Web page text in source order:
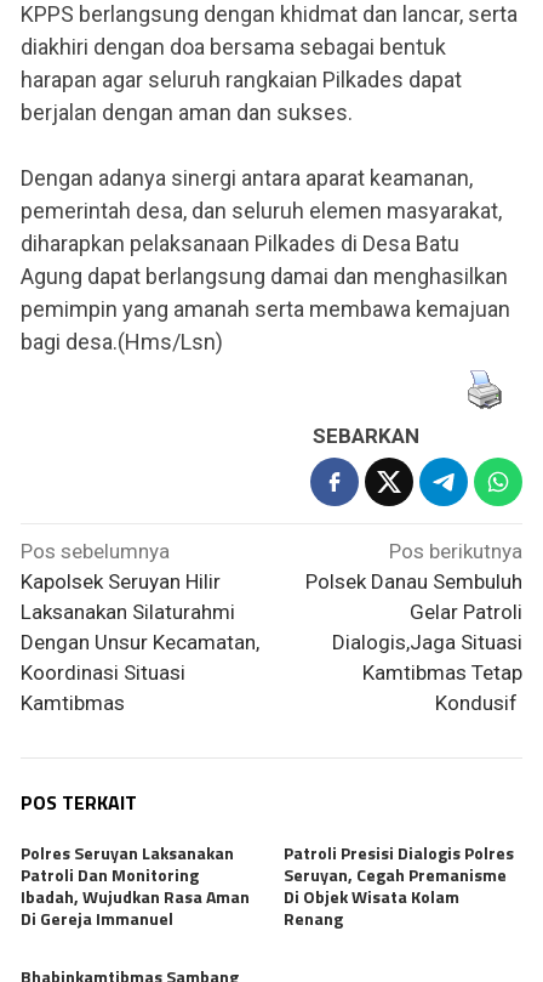
KPPS berlangsung dengan khidmat dan lancar, serta
diakhiri dengan doa bersama sebagai bentuk
harapan agar seluruh rangkaian Pilkades dapat
berjalan dengan aman dan sukses.
Dengan adanya sinergi antara aparat keamanan,
pemerintah desa, dan seluruh elemen masyarakat,
diharapkan pelaksanaan Pilkades di Desa Batu
Agung dapat berlangsung damai dan menghasilkan
pemimpin yang amanah serta membawa kemajuan
bagi desa.(Hms/Lsn)
SEBARKAN
Navigasi
pos
Pos sebelumnya
Kapolsek Seruyan Hilir
Laksanakan Silaturahmi
Dengan Unsur Kecamatan,
Koordinasi Situasi
Kamtibmas
Pos berikutnya
Polsek Danau Sembuluh
Gelar Patroli
Dialogis,Jaga Situasi
Kamtibmas Tetap
Kondusif
POS TERKAIT
Polres Seruyan Laksanakan
Patroli Dan Monitoring
Ibadah, Wujudkan Rasa Aman
Di Gereja Immanuel
Patroli Presisi Dialogis Polres
Seruyan, Cegah Premanisme
Di Objek Wisata Kolam
Renang
Bhabinkamtibmas Sambang